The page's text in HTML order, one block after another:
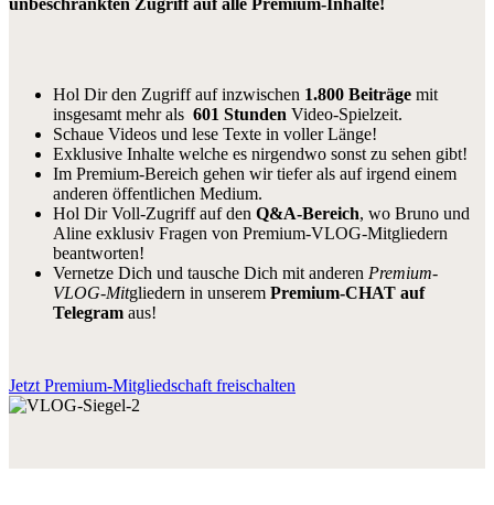
Hol Dir den Zugriff auf inzwischen 1.800 Beiträge mit
insgesamt mehr als 601 Stunden Video-Spielzeit.
Schaue Videos und lese Texte in voller Länge!
Exklusive Inhalte welche es nirgendwo sonst zu sehen gibt!
Im Premium-Bereich gehen wir tiefer als auf irgend einem
anderen öffentlichen Medium.
Hol Dir Voll-Zugriff auf den Q&A-Bereich, wo Bruno und
Aline exklusiv Fragen von Premium-VLOG-Mitgliedern
beantworten!
Vernetze Dich und tausche Dich mit anderen Premium-
VLOG-Mitgliedern in unserem Premium-CHAT auf
Telegram aus!
Jetzt Premium-Mitgliedschaft freischalten